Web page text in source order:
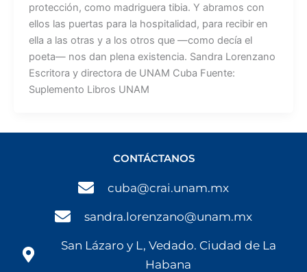
protección, como madriguera tibia. Y abramos con
ellos las puertas para la hospitalidad, para recibir en
ella a las otras y a los otros que —como decía el
poeta— nos dan plena existencia. Sandra Lorenzano
Escritora y directora de UNAM Cuba Fuente:
Suplemento Libros UNAM
CONTÁCTANOS
cuba@crai.unam.mx
sandra.lorenzano@unam.mx
San Lázaro y L, Vedado. Ciudad de La
Habana